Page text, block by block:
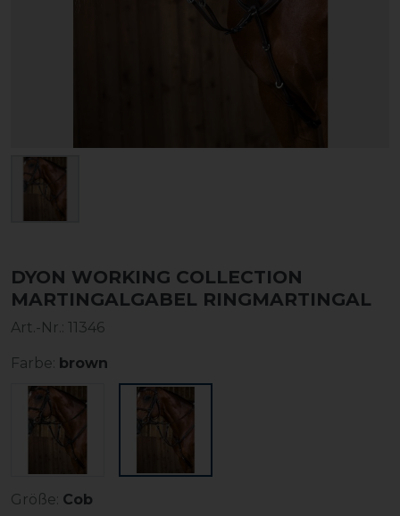
DYON WORKING COLLECTION
MARTINGALGABEL RINGMARTINGAL
Art.-Nr.: 11346
Farbe: brown
Größe: Cob